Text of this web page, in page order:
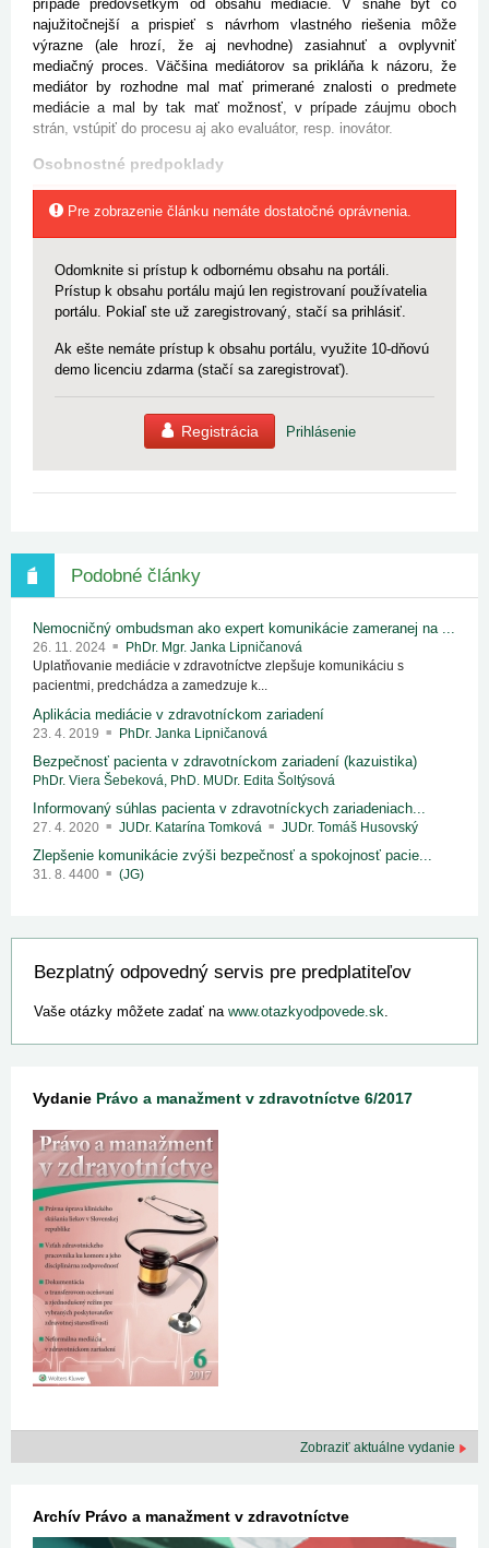
prípade predovšetkým od obsahu mediácie. V snahe byť čo
najužitočnejší a prispieť s návrhom vlastného riešenia môže
výrazne (ale hrozí, že aj nevhodne) zasiahnuť a ovplyvniť
mediačný proces. Väčšina mediátorov sa prikláňa k názoru, že
mediátor by rozhodne mal mať primerané znalosti o predmete
mediácie a mal by tak mať možnosť, v prípade záujmu oboch
strán, vstúpiť do procesu aj ako evaluátor, resp. inovátor.
Osobnostné predpoklady
Pre zobrazenie článku nemáte dostatočné oprávnenia.
Odomknite si prístup k odbornému obsahu na portáli.
Prístup k obsahu portálu majú len registrovaní používatelia
portálu. Pokiaľ ste už zaregistrovaný, stačí sa prihlásiť.
Ak ešte nemáte prístup k obsahu portálu, využite 10-dňovú
demo licenciu zdarma (stačí sa zaregistrovať).
Registrácia Prihlásenie
Podobné články
Nemocničný ombudsman ako expert komunikácie zameranej na ...
26. 11. 2024
PhDr. Mgr. Janka Lipničanová
Uplatňovanie mediácie v zdravotníctve zlepšuje komunikáciu s
pacientmi, predchádza a zamedzuje k...
Aplikácia mediácie v zdravotníckom zariadení
23. 4. 2019 PhDr. Janka Lipničanová
Bezpečnosť pacienta v zdravotníckom zariadení (kazuistika)
PhDr. Viera Šebeková, PhD. MUDr. Edita Šoltýsová
Informovaný súhlas pacienta v zdravotníckych zariadeniach...
27. 4. 2020 JUDr. Katarína Tomková JUDr. Tomáš Husovský
Zlepšenie komunikácie zvýši bezpečnosť a spokojnosť pacie...
31. 8. 4400 (JG)
Bezplatný odpovedný servis pre predplatiteľov
Vaše otázky môžete zadať na www.otazkyodpovede.sk.
Vydanie Právo a manažment v zdravotníctve 6/2017
Zobraziť aktuálne vydanie
Archív Právo a manažment v zdravotníctve